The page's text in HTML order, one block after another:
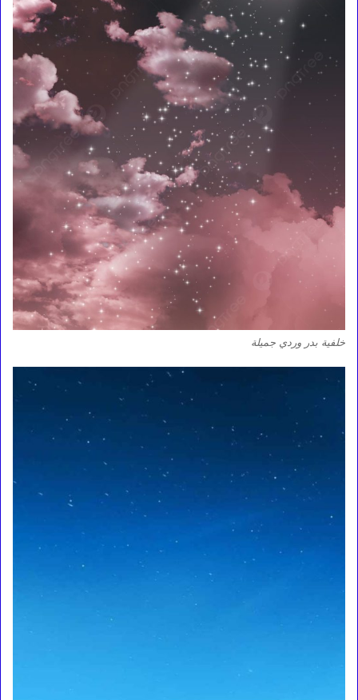
خلفية بدر وردي جميلة